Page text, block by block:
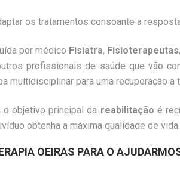
os tratamentos consoante a
por médico Fisiatra, Fisioterapeutas,
profissionais de saúde que vão
multidisciplinar para uma recuperação
o objetivo principal da reabilitação é
obtenha a máxima qualidade de vida.
OEIRAS PARA O